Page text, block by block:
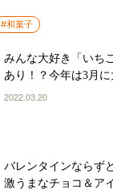
#和菓子
みんな大好き「いち
あり！？今年は3月
ナ荒井のアイス見聞録
2022.03.20
バレンタインならず
激うまなチョコ＆ア